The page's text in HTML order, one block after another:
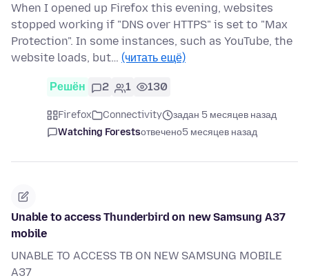
When I opened up Firefox this evening, websites
stopped working if "DNS over HTTPS" is set to "Max
Protection". In some instances, such as YouTube, the
website loads, but… (читать ещё)
Решён 2 1 130
Firefox Connectivity
задан 5 месяцев назад
Watching Forestsотвечено5 месяцев назад
Unable to access Thunderbird on new Samsung A37
mobile
UNABLE TO ACCESS TB ON NEW SAMSUNG MOBILE
A37